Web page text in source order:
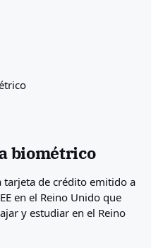
biométrico
de crédito emitido a
en el Reino Unido que
y estudiar en el Reino